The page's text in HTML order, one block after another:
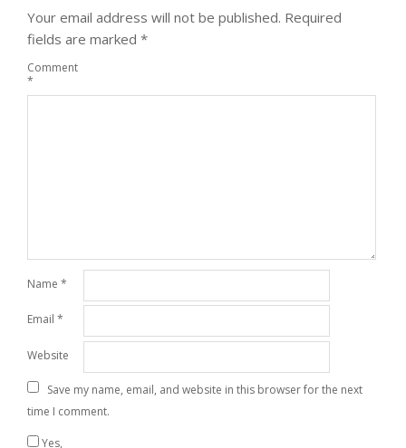
Your email address will not be published. Required
fields are marked *
Comment
*
Name *
Email *
Website
Save my name, email, and website in this browser for the next
time I comment.
Yes,